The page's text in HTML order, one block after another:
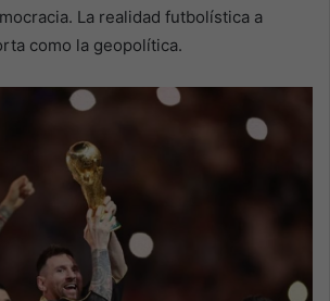
La realidad futbolística a
como la geopolítica.